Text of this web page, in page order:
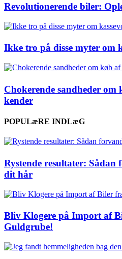
Revolutionerende biler:
Ikke tro på disse myter om
Chokerende sandheder
kender
POPULæRE INDLæG
Rystende resultater: Sådan
dit hår
Bliv Klogere på Import af
Guldgrube!